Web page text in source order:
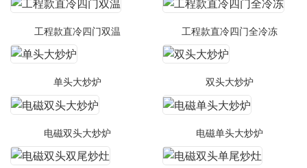
工程款直冷四门双温 工程款直冷四门全冷冻
单头大炒炉 双头大炒炉
电磁双头大炒炉 电磁单头大炒炉